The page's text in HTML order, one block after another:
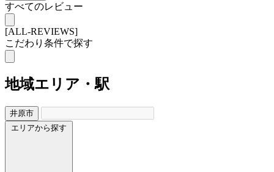
すべてのレビュー
[ALL-REVIEWS]
こだわり条件で探す
地域エリア・駅
井原市
エリアから探す